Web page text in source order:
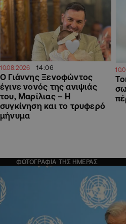
10.08.2026 14:06
O Γιάννης Ξενοφώντος
έγινε νονός της ανιψιάς
του, Μαρίλιας – Η
συγκίνηση και το τρυφερό
μήνυμα
ΦΩΤΟΓΡΑΦΙΑ ΤΗΣ ΗΜΕΡΑΣ